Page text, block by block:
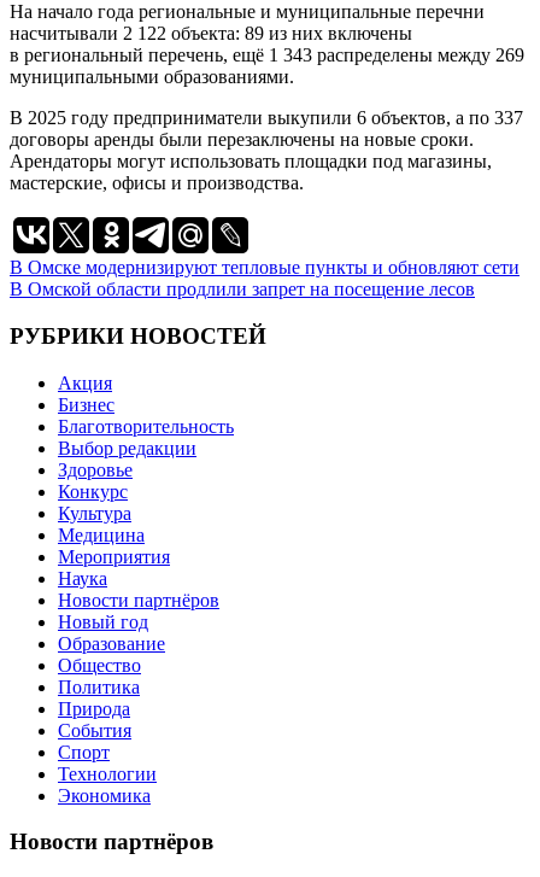
На начало года региональные и муниципальные перечни
насчитывали 2 122 объекта: 89 из них включены
в региональный перечень, ещё 1 343 распределены между 269
муниципальными образованиями.
В 2025 году предприниматели выкупили 6 объектов, а по 337
договоры аренды были перезаключены на новые сроки.
Арендаторы могут использовать площадки под магазины,
мастерские, офисы и производства.
Навигация
по
записям
В Омске модернизируют тепловые пункты и обновляют сети
В Омской области продлили запрет на посещение лесов
РУБРИКИ НОВОСТЕЙ
Акция
Бизнес
Благотворительность
Выбор редакции
Здоровье
Конкурс
Культура
Медицина
Мероприятия
Наука
Новости партнёров
Новый год
Образование
Общество
Политика
Природа
События
Спорт
Технологии
Экономика
Новости партнёров